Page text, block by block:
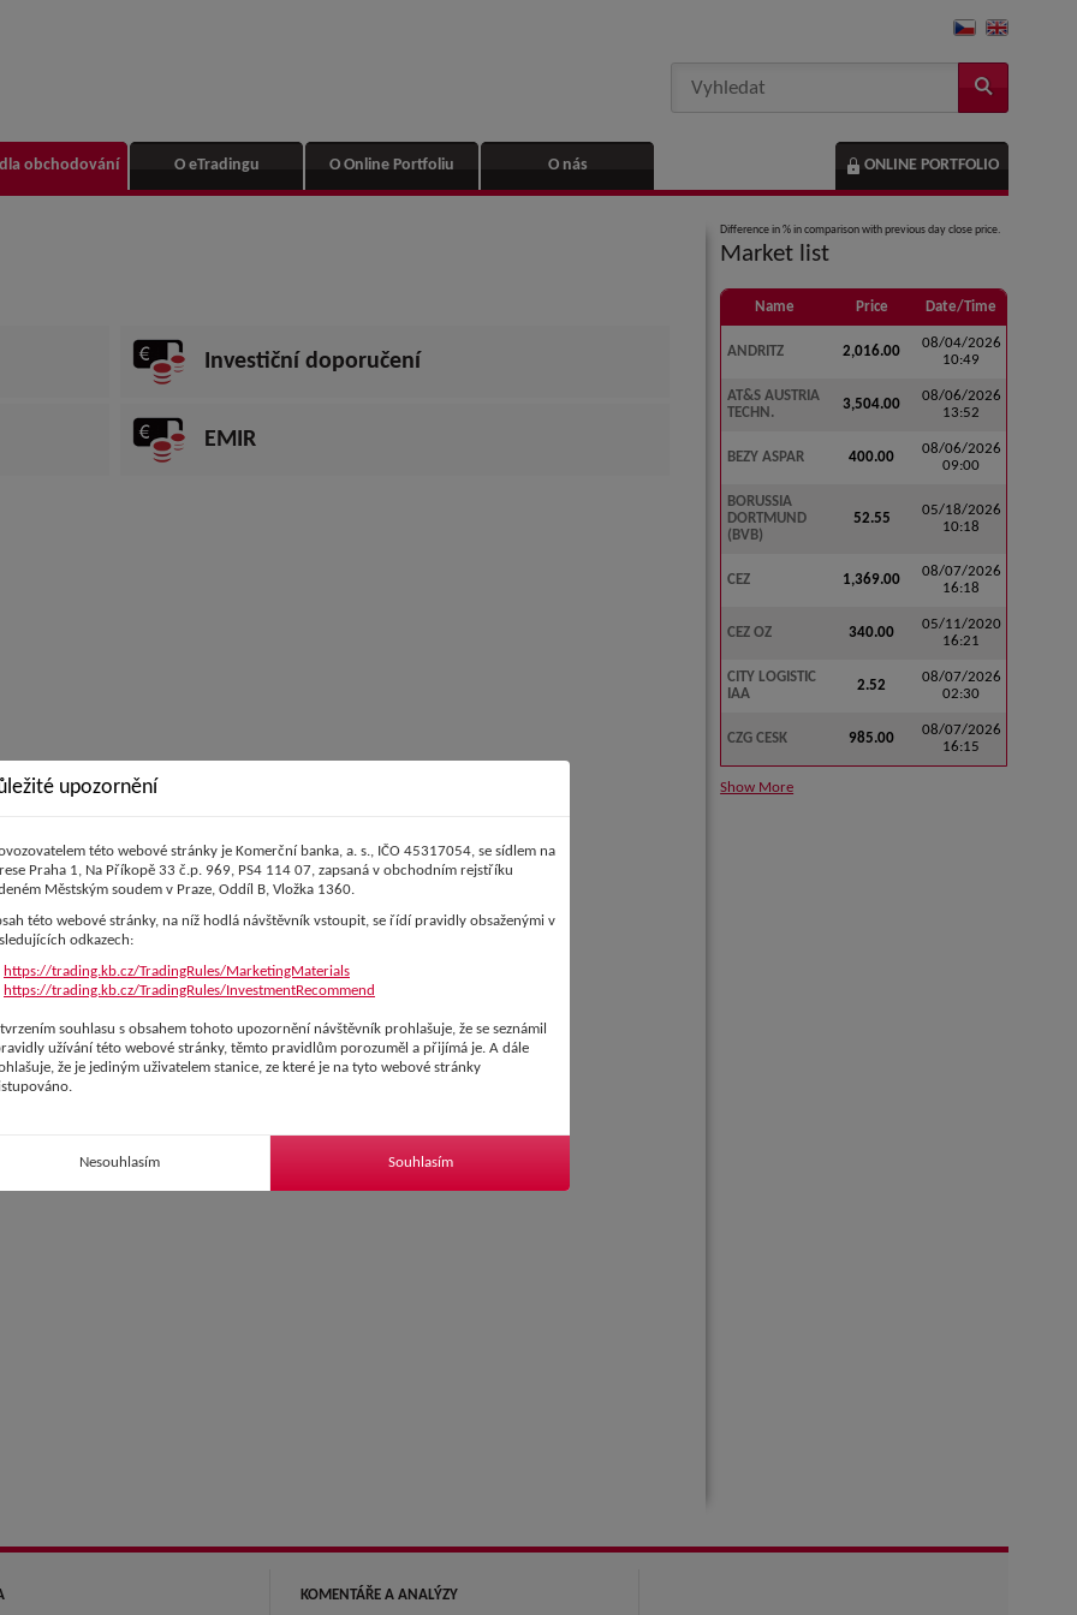
obchodování O eTradingu O Online Portfoliu O nás ONLINE PORTFOLIO
Difference in % in comparison with previous day close price.
Market list
Name Price Date/Time
ANDRITZ 2,016.00
08/04/2026
10:49
AT&S AUSTRIA
TECHN.
3,504.00
08/06/2026
13:52
BEZY ASPAR 400.00
08/06/2026
09:00
BORUSSIA
DORTMUND
(BVB)
52.55
05/18/2026
10:18
CEZ 1,369.00
08/07/2026
16:18
CEZ OZ 340.00
05/11/2020
16:21
CITY LOGISTIC
IAA
2.52
08/07/2026
02:30
CZG CESK 985.00
08/07/2026
16:15
Show More
Investiční doporučení
EMIR
KOMENTÁŘE A ANALÝZY
upozornění
této webové stránky je Komerční banka, a. s., IČO 45317054, se sídlem na
Praha 1, Na Příkopě 33 č.p. 969, PS4 114 07, zapsaná v obchodním rejstříku
Městským soudem v Praze, Oddíl B, Vložka 1360.
této webové stránky, na níž hodlá návštěvník vstoupit, se řídí pravidly obsaženými v
odkazech:
https://trading.kb.cz/TradingRules/MarketingMaterials
https://trading.kb.cz/TradingRules/InvestmentRecommend
souhlasu s obsahem tohoto upozornění návštěvník prohlašuje, že se seznámil
užívání této webové stránky, těmto pravidlům porozuměl a přijímá je. A dále
že je jediným uživatelem stanice, ze které je na tyto webové stránky
Nesouhlasím Souhlasím